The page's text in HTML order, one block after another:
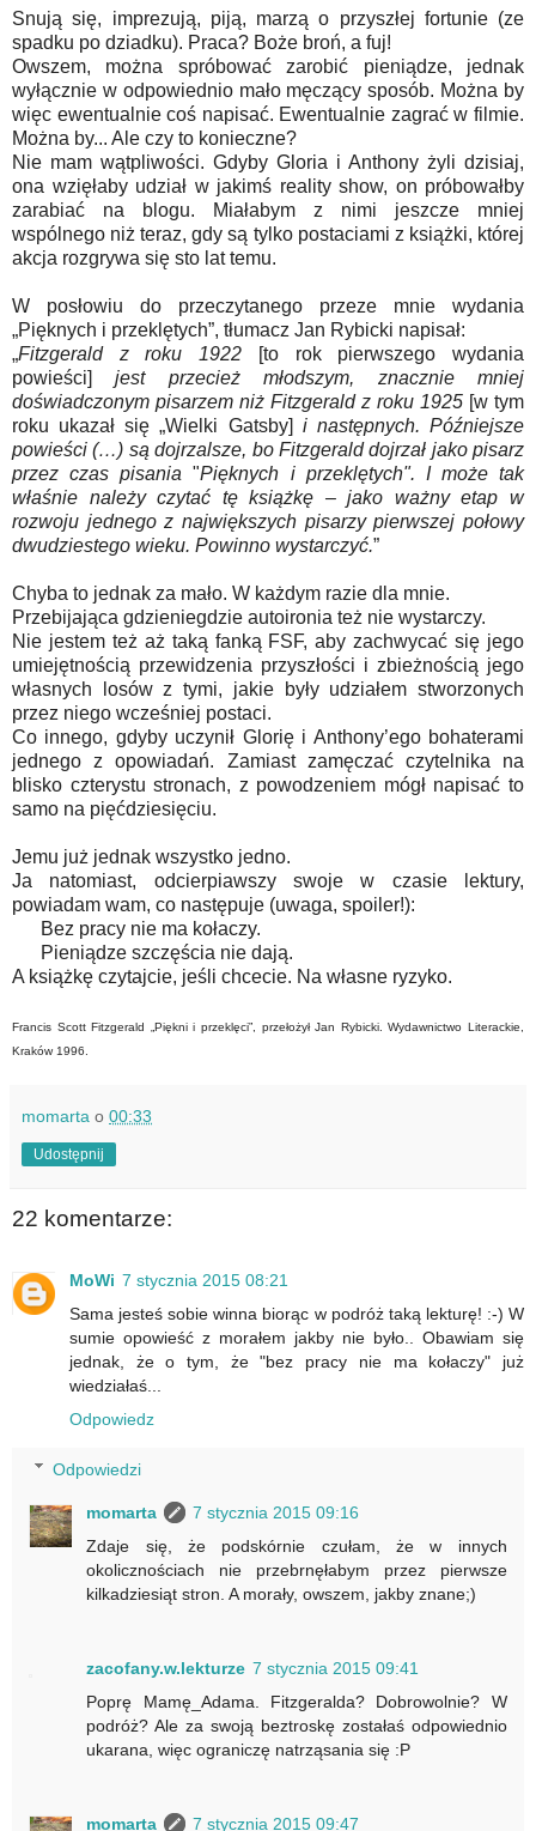
Snują się, imprezują, piją, marzą o przyszłej fortunie (ze
spadku po dziadku). Praca? Boże broń, a fuj!
Owszem, można spróbować zarobić pieniądze, jednak
wyłącznie w odpowiednio mało męczący sposób. Można by
więc ewentualnie coś napisać. Ewentualnie zagrać w filmie.
Można by... Ale czy to konieczne?
Nie mam wątpliwości. Gdyby Gloria i Anthony żyli dzisiaj,
ona wzięłaby udział w jakimś reality show, on próbowałby
zarabiać na blogu. Miałabym z nimi jeszcze mniej
wspólnego niż teraz, gdy są tylko postaciami z książki, której
akcja rozgrywa się sto lat temu.
W posłowiu do przeczytanego przeze mnie wydania
„Pięknych i przeklętych”, tłumacz Jan Rybicki napisał:
„Fitzgerald z roku 1922 [to rok pierwszego wydania
powieści]jest przecież młodszym, znacznie mniej
doświadczonym pisarzem niż Fitzgerald z roku 1925 [w tym
roku ukazał się „Wielki Gatsby] i następnych. Późniejsze
powieści (…) są dojrzalsze, bo Fitzgerald dojrzał jako pisarz
przez czas pisania "Pięknych i przeklętych". I może tak
właśnie należy czytać tę książkę – jako ważny etap w
rozwoju jednego z największych pisarzy pierwszej połowy
dwudziestego wieku. Powinno wystarczyć.”
Chyba to jednak za mało. W każdym razie dla mnie.
Przebijająca gdzieniegdzie autoironia też nie wystarczy.
Nie jestem też aż taką fanką FSF, aby zachwycać się jego
umiejętnością przewidzenia przyszłości i zbieżnością jego
własnych losów z tymi, jakie były udziałem stworzonych
przez niego wcześniej postaci.
Co innego, gdyby uczynił Glorię i Anthony’ego bohaterami
jednego z opowiadań. Zamiast zamęczać czytelnika na
blisko czterystu stronach, z powodzeniem mógł napisać to
samo na pięćdziesięciu.
Jemu już jednak wszystko jedno.
Ja natomiast, odcierpiawszy swoje w czasie lektury,
powiadam wam, co następuje (uwaga, spoiler!):
Bez pracy nie ma kołaczy.
Pieniądze szczęścia nie dają.
A książkę czytajcie, jeśli chcecie. Na własne ryzyko.
Francis Scott Fitzgerald „Piękni i przeklęci”, przełożył Jan Rybicki. Wydawnictwo Literackie,
Kraków 1996.
momarta o 00:33
Udostępnij
22 komentarze:
MoWi 7 stycznia 2015 08:21
Sama jesteś sobie winna biorąc w podróż taką lekturę! :-) W
sumie opowieść z morałem jakby nie było.. Obawiam się
jednak, że o tym, że "bez pracy nie ma kołaczy" już
wiedziałaś...
Odpowiedz
Odpowiedzi
momarta
7 stycznia 2015 09:16
Zdaje się, że podskórnie czułam, że w innych
okolicznościach nie przebrnęłabym przez pierwsze
kilkadziesiąt stron. A morały, owszem, jakby znane;)
zacofany.w.lekturze 7 stycznia 2015 09:41
Poprę Mamę_Adama. Fitzgeralda? Dobrowolnie? W
podróż? Ale za swoją beztroskę zostałaś odpowiednio
ukarana, więc ograniczę natrząsania się :P
momarta 7 stycznia 2015 09:47